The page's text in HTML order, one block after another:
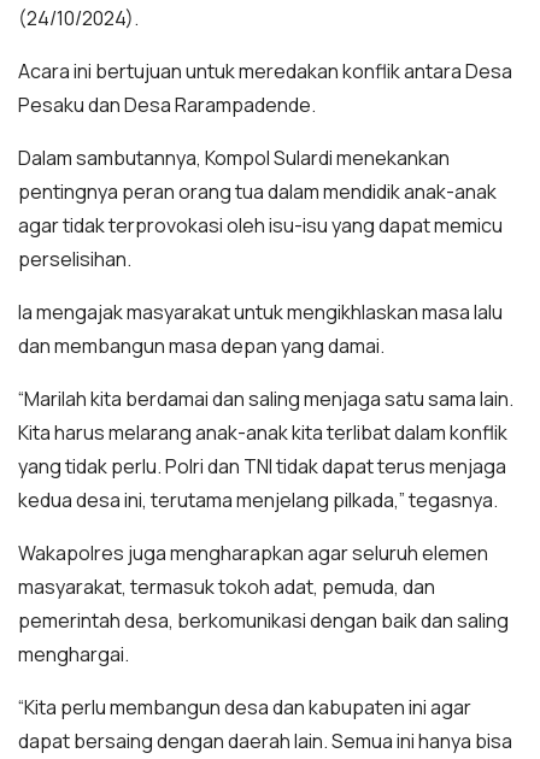
(24/10/2024).
Acara ini bertujuan untuk meredakan konflik antara Desa
Pesaku dan Desa Rarampadende.
Dalam sambutannya, Kompol Sulardi menekankan
pentingnya peran orang tua dalam mendidik anak-anak
agar tidak terprovokasi oleh isu-isu yang dapat memicu
perselisihan.
Ia mengajak masyarakat untuk mengikhlaskan masa lalu
dan membangun masa depan yang damai.
“Marilah kita berdamai dan saling menjaga satu sama lain.
Kita harus melarang anak-anak kita terlibat dalam konflik
yang tidak perlu. Polri dan TNI tidak dapat terus menjaga
kedua desa ini, terutama menjelang pilkada,” tegasnya.
Wakapolres juga mengharapkan agar seluruh elemen
masyarakat, termasuk tokoh adat, pemuda, dan
pemerintah desa, berkomunikasi dengan baik dan saling
menghargai.
“Kita perlu membangun desa dan kabupaten ini agar
dapat bersaing dengan daerah lain. Semua ini hanya bisa